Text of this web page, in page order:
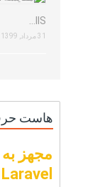
IIS…
31 مرداد, 1399
هاست
Laravel